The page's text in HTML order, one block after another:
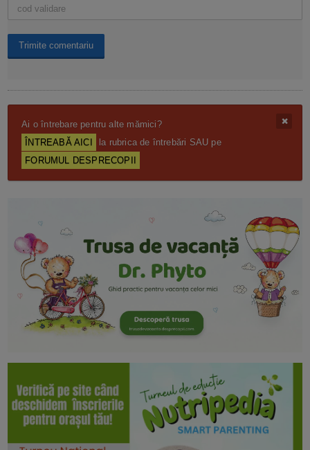
Ai o întrebare pentru alte mămici?
ÎNTREABĂ AICI
la rubrica de întrebări SAU pe
FORUMUL DESPRECOPII